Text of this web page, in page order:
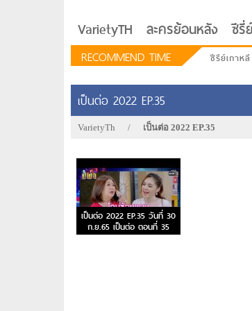
VarietyTH ละครย้อนหลัง ซีรี่ย์
RECOMMEND TIME ซีรีย์เกาห
เป็นต่อ 2022 EP.35
VarietyTh / เป็นต่อ 2022 EP.35
เป็นต่อ 2022 EP.35 วันที่ 30
ก.ย.65 เป็นต่อ ตอนที่ 35